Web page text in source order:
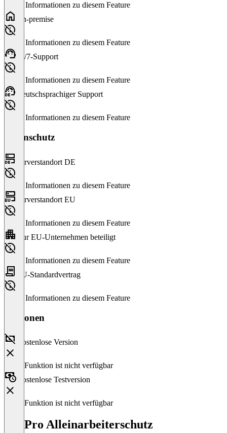
Keine Informationen zu diesem Feature
On-premise
Keine Informationen zu diesem Feature
24/7-Support
Keine Informationen zu diesem Feature
Deutschsprachiger Support
Keine Informationen zu diesem Feature
Datenschutz
Serverstandort DE
Keine Informationen zu diesem Feature
Serverstandort EU
Keine Informationen zu diesem Feature
Nur EU-Unternehmen beteiligt
Keine Informationen zu diesem Feature
EU-Standardvertrag
Keine Informationen zu diesem Feature
Versionen
Kostenlose Version
Diese Funktion ist nicht verfügbar
Kostenlose Testversion
Diese Funktion ist nicht verfügbar
LogPro Alleinarbeiterschutz